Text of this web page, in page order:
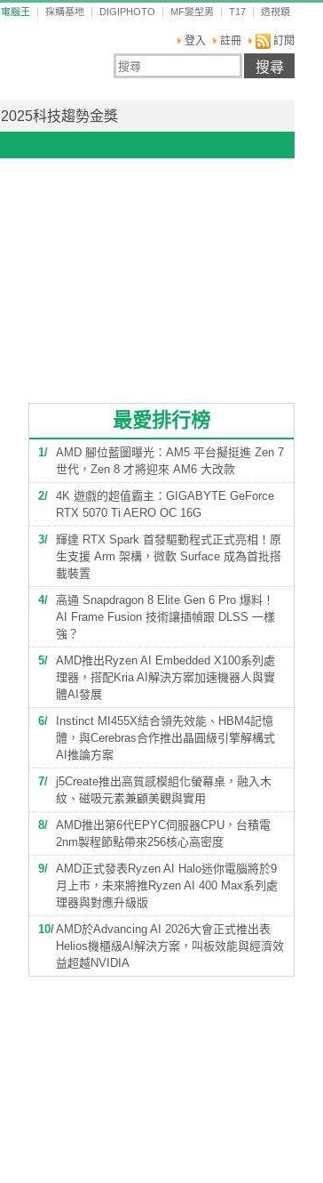
電腦王 採購基地 DIGIPHOTO MF變型男 T17 透視鏡
登入 註冊 訂閱
2025科技趨勢金獎
最愛排行榜
1
AMD 腳位藍圖曝光：AM5 平台擬挺進 Zen 7
世代，Zen 8 才將迎來 AM6 大改款
2
4K 遊戲的超值霸主：GIGABYTE GeForce
RTX 5070 Ti AERO OC 16G
3
輝達 RTX Spark 首發驅動程式正式亮相！原
生支援 Arm 架構，微軟 Surface 成為首批搭
載裝置
4
高通 Snapdragon 8 Elite Gen 6 Pro 爆料！
AI Frame Fusion 技術讓插幀跟 DLSS 一樣
強？
5
AMD推出Ryzen AI Embedded X100系列處
理器，搭配Kria AI解決方案加速機器人與實
體AI發展
6
Instinct MI455X結合領先效能、HBM4記憶
體，與Cerebras合作推出晶圓級引擎解構式
AI推論方案
7
j5Create推出高質感模組化螢幕桌，融入木
紋、磁吸元素兼顧美觀與實用
8
AMD推出第6代EPYC伺服器CPU，台積電
2nm製程節點帶來256核心高密度
9
AMD正式發表Ryzen AI Halo迷你電腦將於9
月上市，未來將推Ryzen AI 400 Max系列處
理器與對應升級版
10 AMD於Advancing AI 2026大會正式推出表
Helios機櫃級AI解決方案，叫板效能與經濟效
益超越NVIDIA